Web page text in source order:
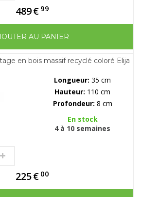
489€ 99
AU PANIER
en bois massif recyclé coloré Elija
Longueur: 35 cm
Hauteur: 110 cm
Profondeur: 8 cm
En stock
4 à 10 semaines
225€ 00